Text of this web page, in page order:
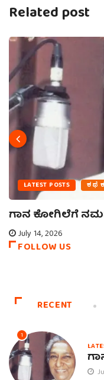
Related post
LATEST POSTS ಕಥೆ
ಗಾನ ಕೋಗಿಲೆಗೆ
July 14, 2026
FOLLOW US
RECENT
1